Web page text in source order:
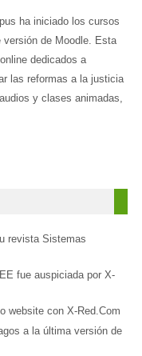
ha iniciado los cursos
de Moodle. Esta
dedicados a
las reformas a la justicia
y clases animadas,
revista Sistemas
fue auspiciada por X-
website con X-Red.Com
a la última versión de